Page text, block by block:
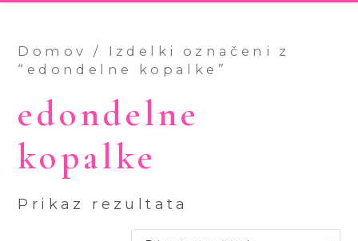
Domov
/ Izdelki označeni z
“edondelne kopalke”
edondelne
kopalke
Prikaz rezultata